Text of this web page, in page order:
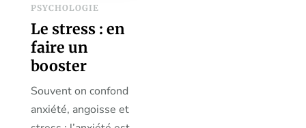
PSYCHOLOGIE
Le stress : en
faire un
booster
Souvent on confond
anxiété, angoisse et